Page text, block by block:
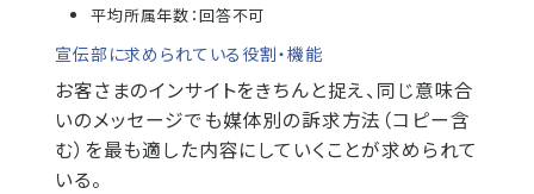
平均所属年数：回答不可
宣伝部に求められている役割・機能
お客さまのインサイトをきちんと捉え、同じ意味合
いのメッセージでも媒体別の訴求方法（コピー含
む）を最も適した内容にしていくことが求められて
いる。